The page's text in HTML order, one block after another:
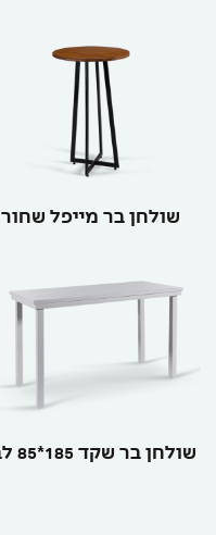
שולחן בר מייפל שחור
שולחן בר שקד 185*85 לבן